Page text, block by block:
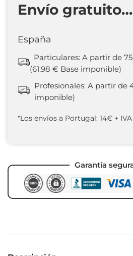
Envío gratuito…
España
Particulares: A partir de
(61,98 € Base imponible)
Profesionales: A partir de
imponible)
*Los envíos a Portugal: 14€ + IVA
Garantía